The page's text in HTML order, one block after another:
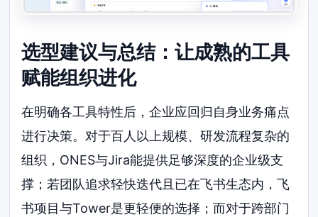
选型建议与总结：让成熟的工具
赋能组织进化
在明确各工具特性后，企业应回归自身业务痛点
进行决策。对于百人以上规模、研发流程复杂的
组织，ONES与Jira能提供足够深度的企业级支
撑；若团队追求轻快迭代且已在飞书生态内，飞
书项目与Tower是更轻便的选择；而对于跨部门